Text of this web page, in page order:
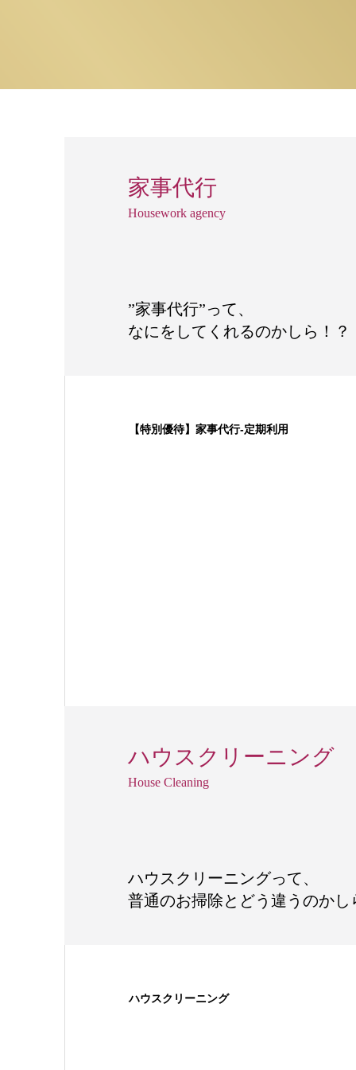
家事代行
Housework agency
”家事代行”って、
なにをしてくれるのかしら！？
【特別優待】家事代行-定期利用
ハウスクリーニング
House Cleaning
ハウスクリーニングって、
普通のお掃除とどう違うのかし
ハウスクリーニング